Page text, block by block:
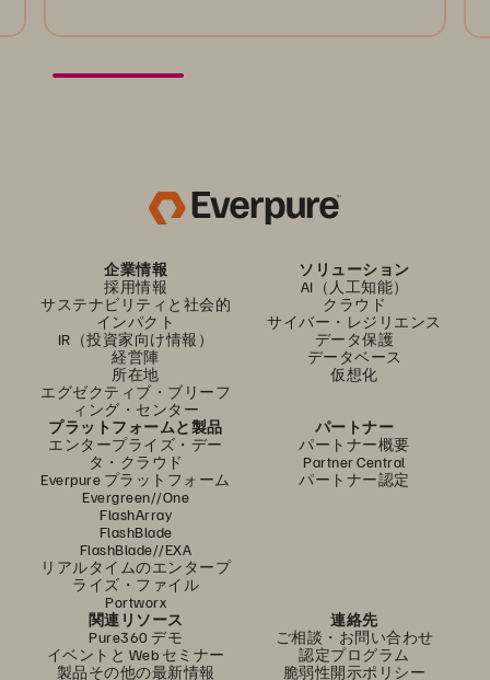
企業情報
採用情報
サステナビリティと社会的
インパクト
IR（投資家向け情報）
経営陣
所在地
エグゼクティブ・ブリーフ
ィング・センター
ソリューション
AI（人工知能）
クラウド
サイバー・レジリエンス
データ保護
データベース
仮想化
プラットフォームと製品
エンタープライズ・デー
タ・クラウド
Everpure プラットフォーム
Evergreen//One
FlashArray
FlashBlade
FlashBlade//EXA
リアルタイムのエンタープ
ライズ・ファイル
Portworx
パートナー
パートナー概要
Partner Central
パートナー認定
関連リソース
Pure360 デモ
イベントと Web セミナー
製品その他の最新情報
連絡先
ご相談・お問い合わせ
認定プログラム
脆弱性開示ポリシー